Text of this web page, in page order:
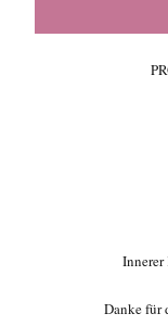
Danke für